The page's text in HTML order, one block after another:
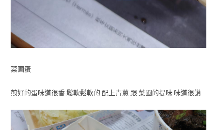
菜圃蛋
煎好的蛋味道很香 鬆軟鬆軟的 配上青蔥 跟 菜圃的提味 味道很讚